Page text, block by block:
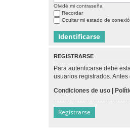
Olvidé mi contraseña
Recordar
Ocultar mi estado de
REGISTRARSE
Para autenticarse debe
usuarios registrados.
Condiciones de uso |
Registrarse